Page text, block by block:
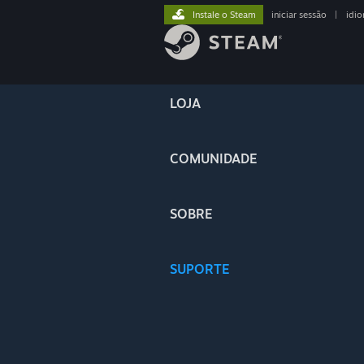
LOJA
COMUNIDADE
SOBRE
SUPORTE
Instale o Steam iniciar sessão